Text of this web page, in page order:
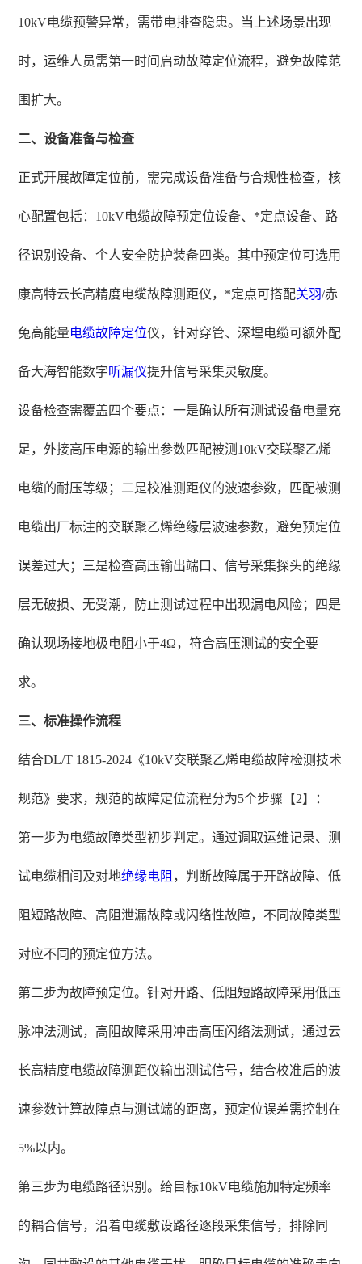
10kV电缆预警异常，需带电排查隐患。当上述场景出现
时，运维人员需第一时间启动故障定位流程，避免故障范
围扩大。
二、设备准备与检查
正式开展故障定位前，需完成设备准备与合规性检查，核
心配置包括：10kV电缆故障预定位设备、*定点设备、路
径识别设备、个人安全防护装备四类。其中预定位可选用
康高特云长高精度电缆故障测距仪，*定点可搭配关羽/赤
兔高能量电缆故障定位仪，针对穿管、深埋电缆可额外配
备大海智能数字听漏仪提升信号采集灵敏度。
设备检查需覆盖四个要点：一是确认所有测试设备电量充
足，外接高压电源的输出参数匹配被测10kV交联聚乙烯
电缆的耐压等级；二是校准测距仪的波速参数，匹配被测
电缆出厂标注的交联聚乙烯绝缘层波速参数，避免预定位
误差过大；三是检查高压输出端口、信号采集探头的绝缘
层无破损、无受潮，防止测试过程中出现漏电风险；四是
确认现场接地极电阻小于4Ω，符合高压测试的安全要
求。
三、标准操作流程
结合DL/T 1815-2024《10kV交联聚乙烯电缆故障检测技术
规范》要求，规范的故障定位流程分为5个步骤【2】：
第一步为电缆故障类型初步判定。通过调取运维记录、测
试电缆相间及对地绝缘电阻 ，判断故障属于开路故障、低
阻短路故障、高阻泄漏故障或闪络性故障，不同故障类型
对应不同的预定位方法。
第二步为故障预定位。针对开路、低阻短路故障采用低压
脉冲法测试，高阻故障采用冲击高压闪络法测试，通过云
长高精度电缆故障测距仪输出测试信号，结合校准后的波
速参数计算故障点与测试端的距离，预定位误差需控制在
5%以内。
第三步为电缆路径识别。给目标10kV电缆施加特定频率
的耦合信号，沿着电缆敷设路径逐段采集信号，排除同